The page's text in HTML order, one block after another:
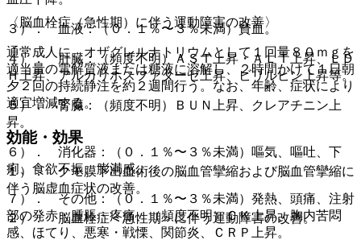
３）． 血液：（０．１％〜３％未満）貧血。
４）． 肝臓：（頻度不明）ＡＳＴ上昇・ＡＬＴ上昇、ＬＤ
Ｈ上昇、アルカリホスファターゼ上昇、ビリルビン上昇等。
５）． 腎臓：（頻度不明）ＢＵＮ上昇、クレアチニン上
昇。
６）． 消化器：（０．１％〜３％未満）嘔気、嘔吐、下
痢、食欲不振、膨満感。
７）． その他：（０．１％〜３％未満）発熱、頭痛、注射
部の発赤・腫脹・疼痛、（頻度不明）ＣＫ上昇、胸内苦悶
感、ほてり、悪寒・戦慄、関節炎、ＣＲＰ上昇。
〈脳血栓症（急性期）に伴う運動障害の改善〉
通常成人に、オザグレルナトリウムとして１回量８０ｍｇを
適当量の電解質液または糖液に溶解し、２時間かけて１日朝
夕２回の持続静注を約２週間行う。なお、年齢、症状により
適宜増減する。
効能・効果
１）． クモ膜下出血術後の脳血管攣縮および脳血管攣縮に
伴う脳虚血症状の改善。
２）． 脳血栓症＜急性期＞に伴う運動障害の改善。